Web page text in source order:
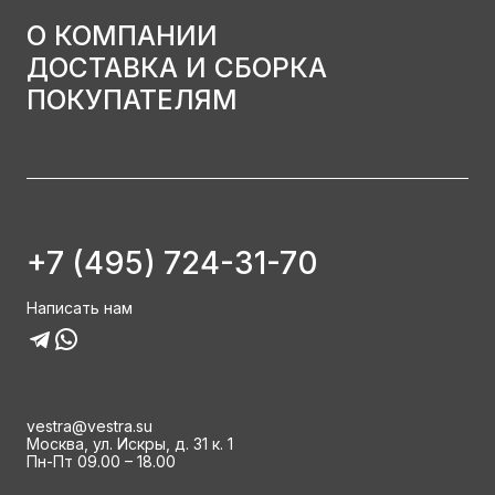
О КОМПАНИИ
ДОСТАВКА И СБОРКА
ПОКУПАТЕЛЯМ
+7 (495) 724-31-70
Написать нам
vestra@vestra.su
Москва, ул. Искры, д. 31 к. 1
Пн-Пт 09.00 – 18.00